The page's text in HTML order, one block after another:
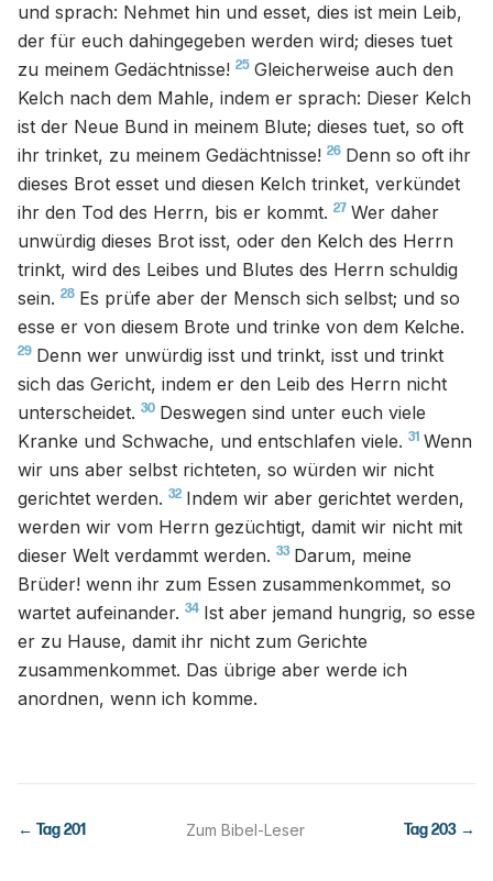
und sprach: Nehmet hin und esset, dies ist mein Leib,
der für euch dahingegeben werden wird; dieses tuet
zu meinem Gedächtnisse! 25 Gleicherweise auch den
Kelch nach dem Mahle, indem er sprach: Dieser Kelch
ist der Neue Bund in meinem Blute; dieses tuet, so oft
ihr trinket, zu meinem Gedächtnisse! 26 Denn so oft ihr
dieses Brot esset und diesen Kelch trinket, verkündet
ihr den Tod des Herrn, bis er kommt. 27 Wer daher
unwürdig dieses Brot isst, oder den Kelch des Herrn
trinkt, wird des Leibes und Blutes des Herrn schuldig
sein. 28 Es prüfe aber der Mensch sich selbst; und so
esse er von diesem Brote und trinke von dem Kelche.
29 Denn wer unwürdig isst und trinkt, isst und trinkt
sich das Gericht, indem er den Leib des Herrn nicht
unterscheidet. 30 Deswegen sind unter euch viele
Kranke und Schwache, und entschlafen viele. 31 Wenn
wir uns aber selbst richteten, so würden wir nicht
gerichtet werden. 32 Indem wir aber gerichtet werden,
werden wir vom Herrn gezüchtigt, damit wir nicht mit
dieser Welt verdammt werden. 33 Darum, meine
Brüder! wenn ihr zum Essen zusammenkommet, so
wartet aufeinander. 34 Ist aber jemand hungrig, so esse
er zu Hause, damit ihr nicht zum Gerichte
zusammenkommet. Das übrige aber werde ich
anordnen, wenn ich komme.
← Tag201 Zum Bibel-Leser Tag203 →